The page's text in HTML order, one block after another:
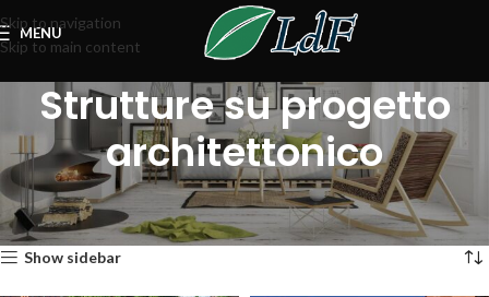
Skip to navigation
Skip to main content
MENU
Strutture su progetto
architettonico
Home Strutture su misura Strutture su progetto architettonico
Visualizzazione di 4 risultati
Show sidebar